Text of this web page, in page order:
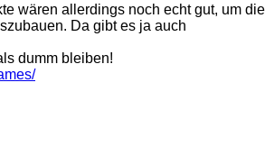
wären allerdings noch echt gut, um die
Da gibt es ja auch
dumm bleiben!